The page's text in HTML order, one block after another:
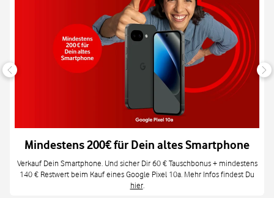
Mindestens 200€ für Dein altes Smartphone
Verkauf Dein Smartphone. Und sicher Dir 60 € Tauschbonus + mindestens
140 € Restwert beim Kauf eines Google Pixel 10a. Mehr Infos findest Du
hier.